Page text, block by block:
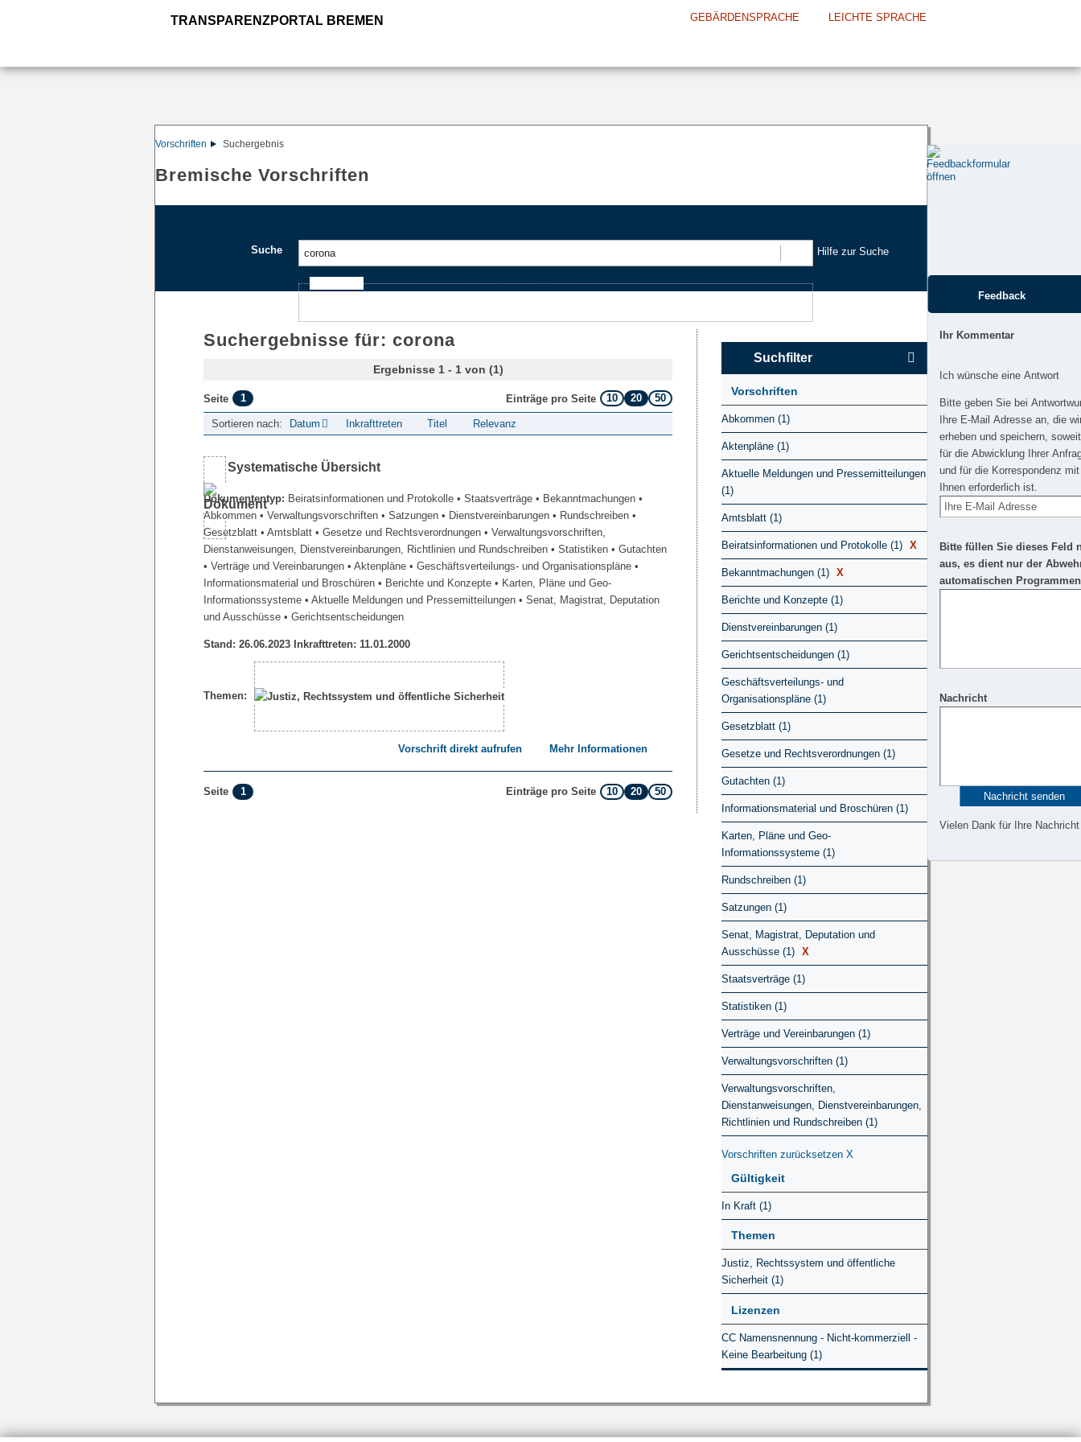
TRANSPARENZPORTAL BREMEN GEBÄRDENSPRACHE LEICHTE SPRACHE
Vorschriften Suchergebnis
Bremische Vorschriften
Suche Hilfe zur Suche
Suchergebnisse für: corona
Ergebnisse 1 - 1 von (1)
Seite 1 Einträge pro Seite 10 20 50
Sortieren nach: Datum Inkrafttreten Titel Relevanz
Systematische Übersicht
Dokumententyp: Beiratsinformationen und Protokolle • Staatsverträge • Bekanntmachungen •
Abkommen • Verwaltungsvorschriften • Satzungen • Dienstvereinbarungen • Rundschreiben •
Gesetzblatt • Amtsblatt • Gesetze und Rechtsverordnungen • Verwaltungsvorschriften,
Dienstanweisungen, Dienstvereinbarungen, Richtlinien und Rundschreiben • Statistiken • Gutachten
• Verträge und Vereinbarungen • Aktenpläne • Geschäftsverteilungs- und Organisationspläne •
Informationsmaterial und Broschüren • Berichte und Konzepte • Karten, Pläne und Geo-
Informationssysteme • Aktuelle Meldungen und Pressemitteilungen • Senat, Magistrat, Deputation
und Ausschüsse • Gerichtsentscheidungen
Stand: 26.06.2023 Inkrafttreten: 11.01.2000
Themen:
Vorschrift direkt aufrufen Mehr Informationen
Seite 1 Einträge pro Seite 10 20 50
Suchfilter
Vorschriften
Abkommen (1)
Aktenpläne (1)
Aktuelle Meldungen und Pressemitteilungen
(1)
Amtsblatt (1)
Beiratsinformationen und Protokolle (1) X
Bekanntmachungen (1) X
Berichte und Konzepte (1)
Dienstvereinbarungen (1)
Gerichtsentscheidungen (1)
Geschäftsverteilungs- und
Organisationspläne (1)
Gesetzblatt (1)
Gesetze und Rechtsverordnungen (1)
Gutachten (1)
Informationsmaterial und Broschüren (1)
Karten, Pläne und Geo-
Informationssysteme (1)
Rundschreiben (1)
Satzungen (1)
Senat, Magistrat, Deputation und
Ausschüsse (1) X
Staatsverträge (1)
Statistiken (1)
Verträge und Vereinbarungen (1)
Verwaltungsvorschriften (1)
Verwaltungsvorschriften,
Dienstanweisungen, Dienstvereinbarungen,
Richtlinien und Rundschreiben (1)
Vorschriften zurücksetzen X
Gültigkeit
In Kraft (1)
Themen
Justiz, Rechtssystem und öffentliche
Sicherheit (1)
Lizenzen
CC Namensnennung - Nicht-kommerziell -
Keine Bearbeitung (1)
Feedback
Ihr Kommentar
Ich wünsche eine Antwort
Bitte geben Sie bei
Ihre E-Mail Adresse an, die
erheben und speichern,
für die Abwicklung Ihrer
und für die Korrespondenz mit
Ihnen erforderlich ist.
Bitte füllen Sie dieses Feld
aus, es dient nur der
automatischen
Nachricht
Vielen Dank für Ihre Nachricht